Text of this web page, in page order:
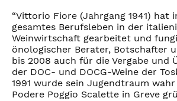
“Vittorio Fiore (Jahrgang 1941) hat
gesamtes Berufsleben in der
Weinwirtschaft gearbeitet und
önologischer Berater, Botschafter
bis 2008 auch für die Vergabe und
der DOC- und DOCG-Weine der
1991 wurde sein Jugendtraum
Podere Poggio Scalette in Greve